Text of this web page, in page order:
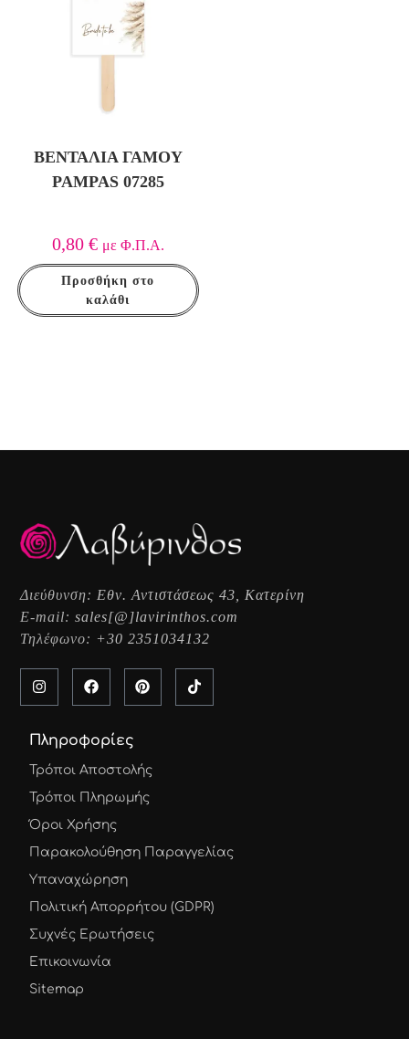
ΒΕΝΤΆΛΙΑ ΓΆΜΟΥ
PAMPAS 07285
0,80 € με Φ.Π.Α.
Προσθήκη στο
καλάθι
Διεύθυνση: Εθν. Αντιστάσεως 43, Κατερίνη
E-mail:sales[@]lavirinthos.com
Τηλέφωνο: +30 2351034132
Πληροφορίες
Τρόποι Αποστολής
Τρόποι Πληρωμής
Όροι Χρήσης
Παρακολούθηση Παραγγελίας
Υπαναχώρηση
Πολιτική Απορρήτου (GDPR)
Συχνές Ερωτήσεις
Επικοινωνία
Sitemap